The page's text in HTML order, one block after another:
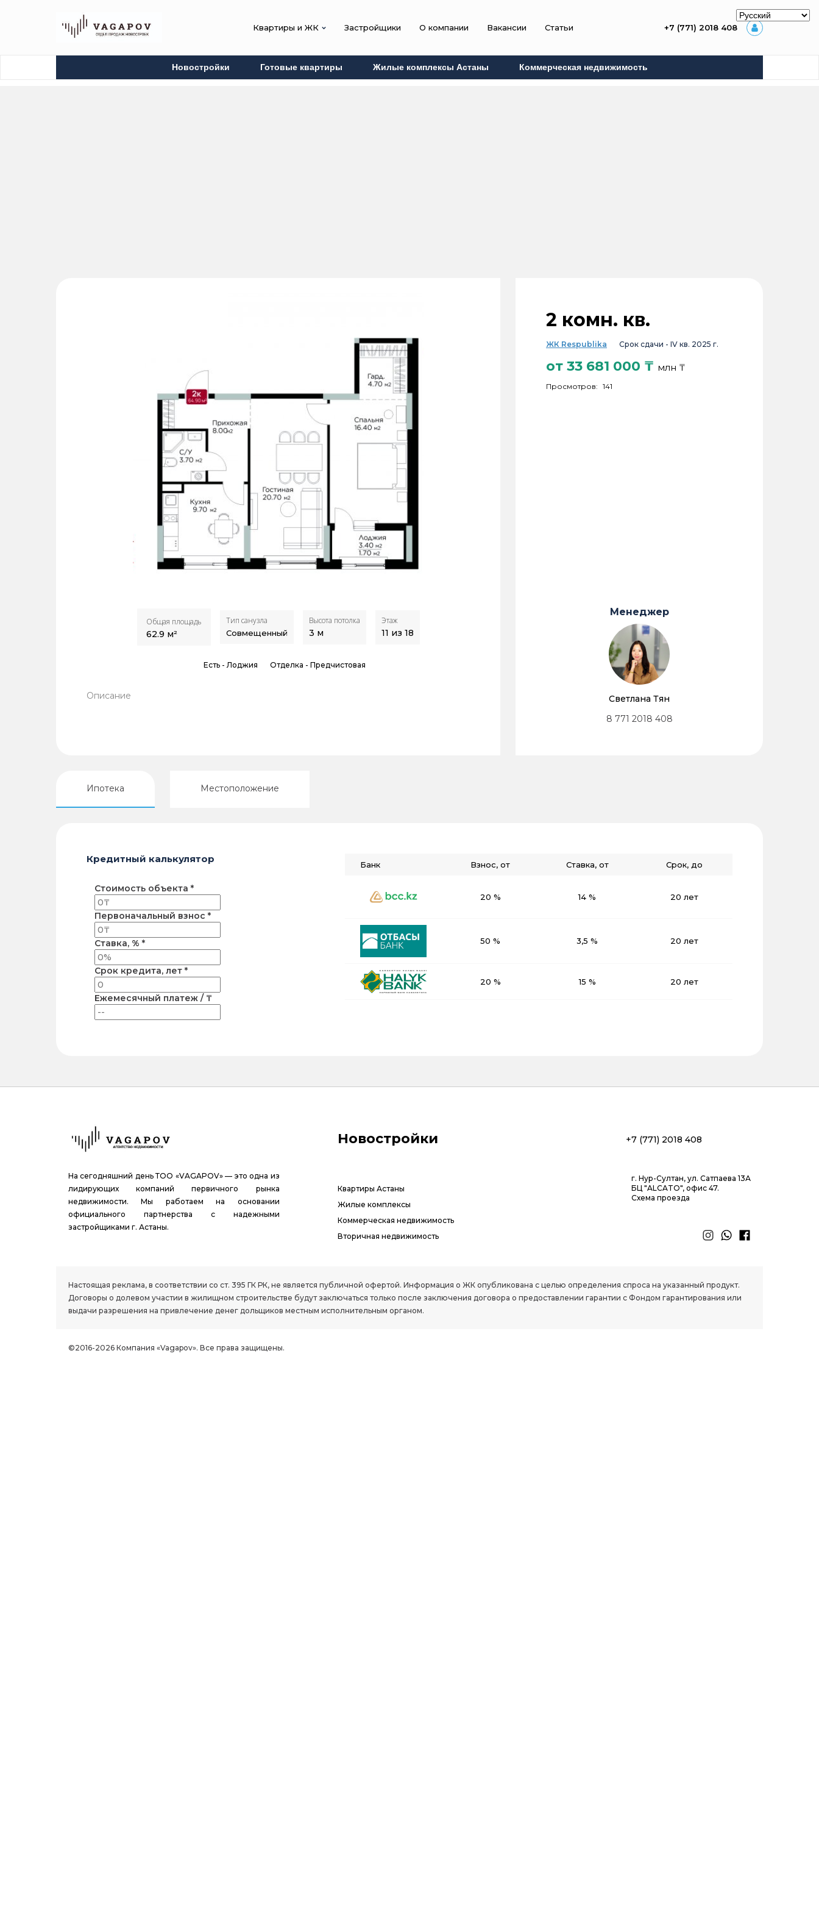
Квартиры и ЖК Застройщики О компании Вакансии Статьи +7 (771) 2018 408
Новостройки Готовые квартиры Жилые комплексы Астаны Коммерческая недвижимость
Общая площадь
62.9 м²
Тип санузла
Совмещенный
Высота потолка
3 м
Этаж
11 из 18
Есть -Лоджия Отделка - Предчистовая
Описание
2 комн. кв.
ЖК Respublika Срок сдачи - IV кв. 2025 г.
от 33 681 000 ₸ млн ₸
Просмотров: 141
Менеджер
Светлана Тян
8 771 2018 408
Ипотека Местоположение
Кредитный калькулятор
Стоимость объекта *
Первоначальный взнос *
Ставка, % *
Срок кредита, лет *
Ежемесячный платеж / ₸
Банк Взнос, от Ставка, от Срок, до
20 % 14 % 20 лет
50 % 3,5 % 20 лет
20 % 15 % 20 лет
На сегодняшний день ТОО «VAGAPOV» — это одна из
лидирующих компаний первичного рынка
недвижимости. Мы работаем на основании
официального партнерства с надежными
застройщиками г. Астаны.
Новостройки
Квартиры Астаны
Жилые комплексы
Коммерческая недвижимость
Вторичная недвижимость
+7 (771) 2018 408
г. Нур-Султан, ул. Сатпаева 13А
БЦ "ALCATO", офис 47.
Схема проезда
Настоящая реклама, в соответствии со ст. 395 ГК РК, не является публичной офертой. Информация о ЖК опубликована с целью определения спроса на указанный продукт.
Договоры о долевом участии в жилищном строительстве будут заключаться только после заключения договора о предоставлении гарантии с Фондом гарантирования или
выдачи разрешения на привлечение денег дольщиков местным исполнительным органом.
©2016-2026 Компания «Vagapov». Все права защищены.